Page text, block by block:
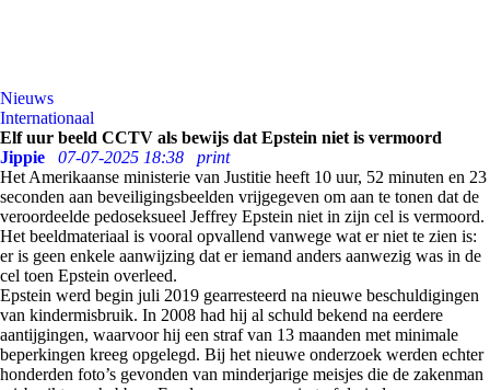
Nieuws
Internationaal
Elf uur beeld CCTV als bewijs dat Epstein niet is vermoord
Jippie
07-07-2025 18:38
print
Het Amerikaanse ministerie van Justitie heeft 10 uur, 52 minuten en 23
seconden aan beveiligingsbeelden vrijgegeven om aan te tonen dat de
veroordeelde pedoseksueel Jeffrey Epstein niet in zijn cel is vermoord.
Het beeldmateriaal is vooral opvallend vanwege wat er niet te zien is:
er is geen enkele aanwijzing dat er iemand anders aanwezig was in de
cel toen Epstein overleed.
Epstein werd begin juli 2019 gearresteerd na nieuwe beschuldigingen
van kindermisbruik. In 2008 had hij al schuld bekend na eerdere
aantijgingen, waarvoor hij een straf van 13 maanden met minimale
beperkingen kreeg opgelegd. Bij het nieuwe onderzoek werden echter
honderden foto’s gevonden van minderjarige meisjes die de zakenman